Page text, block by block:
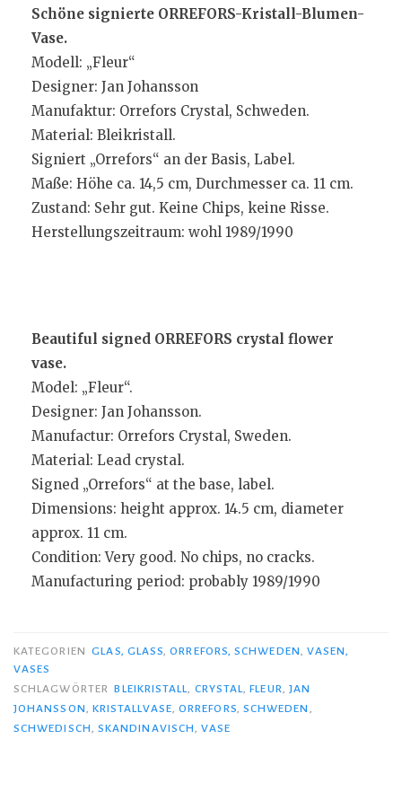
Schöne signierte ORREFORS-Kristall-Blumen-
Vase.
Modell: „Fleur“
Designer: Jan Johansson
Manufaktur: Orrefors Crystal, Schweden.
Material: Bleikristall.
Signiert „Orrefors“ an der Basis, Label.
Maße: Höhe ca. 14,5 cm, Durchmesser ca. 11 cm.
Zustand: Sehr gut. Keine Chips, keine Risse.
Herstellungszeitraum: wohl 1989/1990
Beautiful signed ORREFORS crystal flower
vase.
Model: „Fleur“.
Designer: Jan Johansson.
Manufactur: Orrefors Crystal, Sweden.
Material: Lead crystal.
Signed „Orrefors“ at the base, label.
Dimensions: height approx. 14.5 cm, diameter
approx. 11 cm.
Condition: Very good. No chips, no cracks.
Manufacturing period: probably 1989/1990
KATEGORIEN GLAS, GLASS ,ORREFORS, SCHWEDEN
VASEN,
VASES
SCHLAGWÖRTER
BLEIKRISTALL CRYSTAL ,FLEUR
JAN
JOHANSSON
KRISTALLVASE ,ORREFORS SCHWEDEN
SCHWEDISCH
SKANDINAVISCH ,VASE